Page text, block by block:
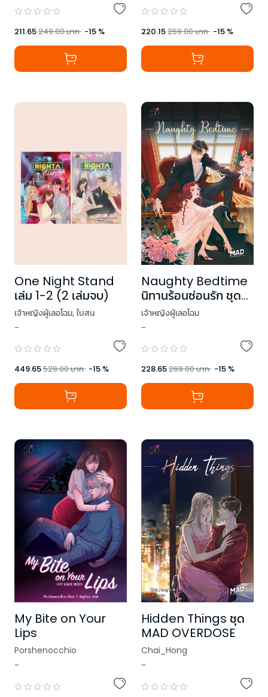
211.65249.00บาท -15 % 220.15259.00บาท -15 %
One Night Stand
เล่ม 1-2 (2 เล่มจบ)
เจ้าหญิงผู้เลอโฉม, ใบสน
-
449.65529.00บาท -15 %
Naughty Bedtime
นิทานร้อนซ่อนรัก ชุด
MAD OVERDOSE
เจ้าหญิงผู้เลอโฉม
-
228.65269.00บาท -15 %
My Bite on Your
Lips
Porshenocchio
-
Hidden Things ชุด
MAD OVERDOSE
Chai_Hong
-